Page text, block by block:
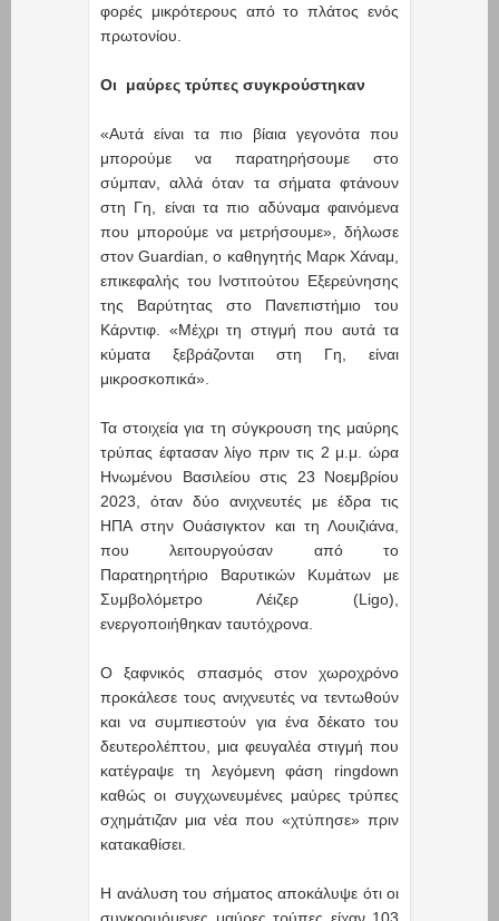
φορές μικρότερους από το πλάτος ενός
πρωτονίου.
Οι μαύρες τρύπες συγκρούστηκαν
«Αυτά είναι τα πιο βίαια γεγονότα που
μπορούμε να παρατηρήσουμε στο
σύμπαν, αλλά όταν τα σήματα φτάνουν
στη Γη, είναι τα πιο αδύναμα φαινόμενα
που μπορούμε να μετρήσουμε», δήλωσε
στον Guardian, ο καθηγητής Μαρκ Χάναμ,
επικεφαλής του Ινστιτούτου Εξερεύνησης
της Βαρύτητας στο Πανεπιστήμιο του
Κάρντιφ. «Μέχρι τη στιγμή που αυτά τα
κύματα ξεβράζονται στη Γη, είναι
μικροσκοπικά».
Τα στοιχεία για τη σύγκρουση της μαύρης
τρύπας έφτασαν λίγο πριν τις 2 μ.μ. ώρα
Ηνωμένου Βασιλείου στις 23 Νοεμβρίου
2023, όταν δύο ανιχνευτές με έδρα τις
ΗΠΑ στην Ουάσιγκτον και τη Λουιζιάνα,
που λειτουργούσαν από το
Παρατηρητήριο Βαρυτικών Κυμάτων με
Συμβολόμετρο Λέιζερ (Ligo),
ενεργοποιήθηκαν ταυτόχρονα.
Ο ξαφνικός σπασμός στον χωροχρόνο
προκάλεσε τους ανιχνευτές να τεντωθούν
και να συμπιεστούν για ένα δέκατο του
δευτερολέπτου, μια φευγαλέα στιγμή που
κατέγραψε τη λεγόμενη φάση ringdown
καθώς οι συγχωνευμένες μαύρες τρύπες
σχημάτιζαν μια νέα που «χτύπησε» πριν
κατακαθίσει.
Η ανάλυση του σήματος αποκάλυψε ότι οι